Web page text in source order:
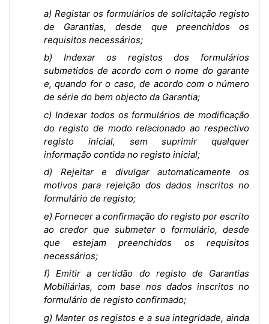
a) Registar os formulários de solicitação registo
de Garantias, desde que preenchidos os
requisitos necessários;
b) Indexar os registos dos formulários
submetidos de acordo com o nome do garante
e, quando for o caso, de acordo com o número
de série do bem objecto da Garantia;
c) Indexar todos os formulários de modificação
do registo de modo relacionado ao respectivo
registo inicial, sem suprimir qualquer
informação contida no registo inicial;
d) Rejeitar e divulgar automaticamente os
motivos para rejeição dos dados inscritos no
formulário de registo;
e) Fornecer a confirmação do registo por escrito
ao credor que submeter o formulário, desde
que estejam preenchidos os requisitos
necessários;
f) Emitir a certidão do registo de Garantias
Mobiliárias, com base nos dados inscritos no
formulário de registo confirmado;
g) Manter os registos e a sua integridade, ainda